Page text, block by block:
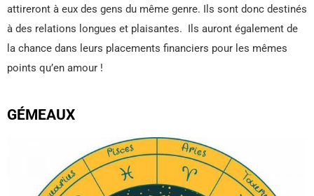
attireront à eux des gens du même genre. Ils sont donc destinés
à des relations longues et plaisantes. Ils auront également de
la chance dans leurs placements financiers pour les mêmes
points qu’en amour !
GÉMEAUX